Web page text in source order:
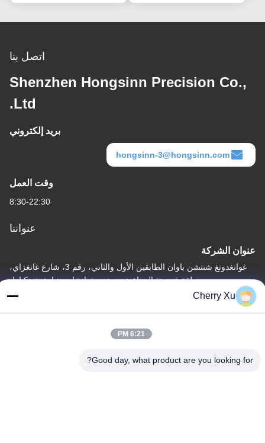
اتصل بنا
Shenzhen Hongsinn Precision Co.,
Ltd.
بريد إلكتروني
hongsinn-3@hongsinn.com
وقت العمل
8:30-22:30
عنواننا
عنوان الشركة
غوانغدونغ شنتشن باوان الطابقين الأول والثاني، رقم 3، شارع غانغزاي،
منطقة فورونغ الصناعية، مجتمع شيانشان، شارع شينكياوا،
عنوان المصنع
منطقة فورونغ الصناعية، مجتمع شيانشان، شارع شينكيا
Cherry Xu
6:21 PM
Good day, what product are you looking for?